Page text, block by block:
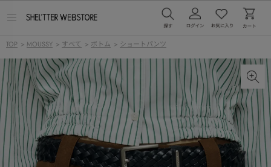
ー
を
開
TOP > MOUSSY > すべて > ボトム > ショートパンツ